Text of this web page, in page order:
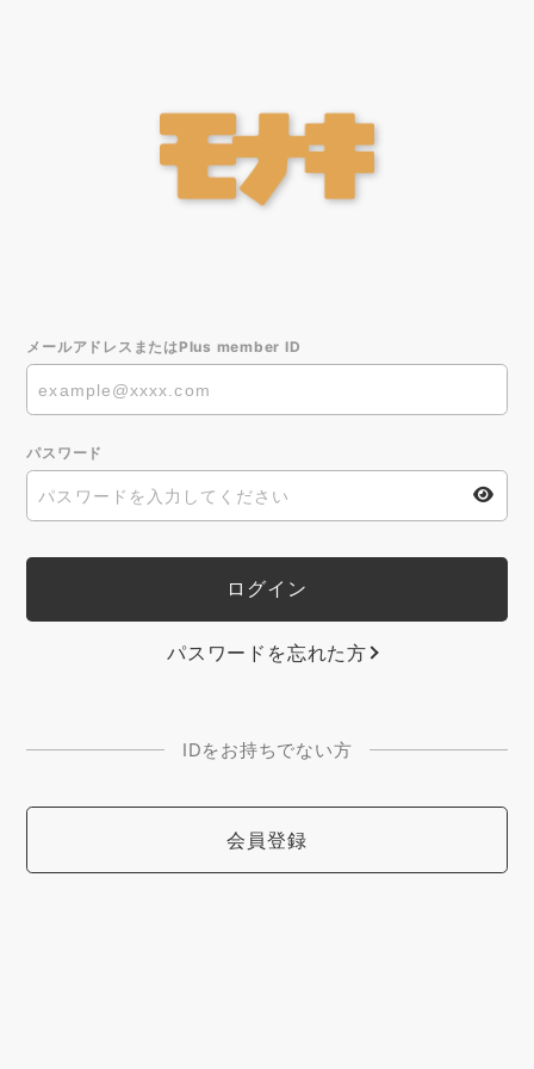
メールアドレスまたはPlus member ID
パスワード
パスワードを忘れた方
IDをお持ちでない方
会員登録